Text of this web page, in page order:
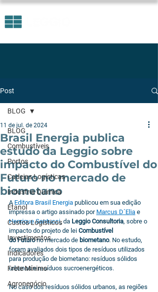
Post
BLOG
Combustíveis
Portos
Cadeias Logísticas
Indústria Química
Etanol
Custos Logísticos
Investimentos
Indicadores
Frete Mínimo
Agronegócio
BLOG
Brasil Energia publica
estudo da Leggio sobre
impacto do Combustível do
Futuro no mercado de
biometano
11 de jul. de 2024
A Editora Brasil Energia publicou em sua edição
impressa o artigo assinado por Marcus D´Elia e
Henrique Santucci, da Leggio Consultoria, sobre o
impacto do projeto de lei Combustível
do Futuro no mercado de biometano. No estudo,
foram avaliados dois tipos de resíduos utilizados
para produção de biometano: resíduos sólidos
urbanos e resíduos sucroenergéticos.
No caso dos resíduos sólidos urbanos, as regiões